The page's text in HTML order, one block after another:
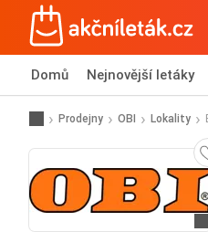
Domů Nejnovější letáky
Prodejny OBI Lokality